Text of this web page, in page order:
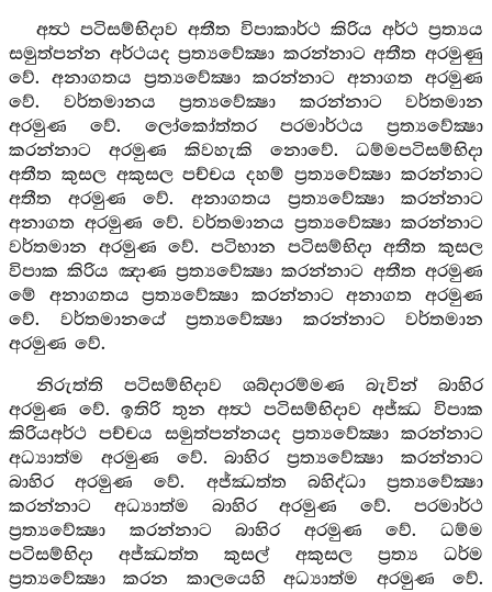
අත්‍ථ පටිසම්භිදාව අතීත විපාකාර්ථ කිරිය අර්ථ ප්‍රත්‍යය
සමුත්පන්න අර්ථයද ප්‍රත්‍යවේක්‍ෂා කරන්නාට අතීත අරමුණු
වේ. අනාගතය ප්‍රත්‍යවේක්‍ෂා කරන්නාට අනාගත අරමුණ
වේ. වර්තමානය ප්‍රත්‍යවේක්‍ෂා කරන්නාට වර්තමාන
අරමුණ වේ. ලෝකෝත්තර පරමාර්ථය ප්‍රත්‍යවේක්‍ෂා
කරන්නාට අරමුණ කිවහැකි නොවේ. ධම්මපටිසම්භිදා
අතීත කුසල අකුසල පච්චය දහම් ප්‍රත්‍යවේක්‍ෂා කරන්නාට
අතීත අරමුණ වේ. අනාගතය ප්‍රත්‍යවේක්‍ෂා කරන්නාට
අනාගත අරමුණ වේ. වර්තමානය ප්‍රත්‍යවේක්‍ෂා කරන්නාට
වර්තමාන අරමුණ වේ. පටිභාන පටිසම්භිදා අතීත කුසල
විපාක කිරිය ඤාණ ප්‍රත්‍යවේක්‍ෂා කරන්නාට අතීත අරමුණ
මේ අනාගතය ප්‍රත්‍යවේක්‍ෂා කරන්නාට අනාගත අරමුණ
වේ. වර්තමානයේ ප්‍රත්‍යවේක්‍ෂා කරන්නාට වර්තමාන
අරමුණ වේ.
නිරුත්ති පටිසම්භිදාව ශබ්දාරම්මණ බැවින් බාහිර
අරමුණ වේ. ඉතිරි තුන අත්‍ථ පටිසම්භිදාව අජ්ඣ විපාක
කිරියඅර්ථ පච්චය සමුත්පන්නයද ප්‍රත්‍යවේක්‍ෂා කරන්නාට
අධ්‍යාත්ම අරමුණ වේ. බාහිර ප්‍රත්‍යවේක්‍ෂා කරන්නාට
බාහිර අරමුණ වේ. අජ්ඣත්ත බහිද්ධා ප්‍රත්‍යවේක්‍ෂා
කරන්නාට අධ්‍යාත්ම බාහිර අරමුණ වේ. පරමාර්ථ
ප්‍රත්‍යවේක්‍ෂා කරන්නාට බාහිර අරමුණ වේ. ධම්ම
පටිසම්භිදා අජ්ඣත්ත කුසල් අකුසල ප්‍රත්‍ය ධර්ම
ප්‍රත්‍යවේක්‍ෂා කරන කාලයෙහි අධ්‍යාත්ම අරමුණ වේ.